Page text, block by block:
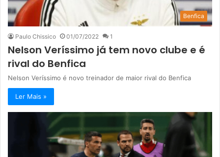
Benfica
Paulo Chissico 01/07/2022 1
Nelson Veríssimo já tem novo clube e é
rival do Benfica
Nelson Veríssimo é novo treinador de maior rival do Benfica
Ler Mais »